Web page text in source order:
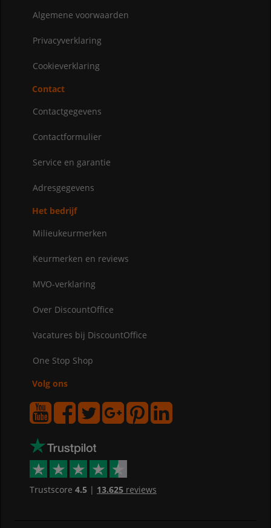
Algemene voorwaarden
Privacyverklaring
Cookieverklaring
Contact
Contactgegevens
Contactformulier
Service en garantie
Adresgegevens
Het bedrijf
Milieukeurmerken
Keurmerken en reviews
MVO-verklaring
Over DiscountOffice
Vacatures bij DiscountOffice
One Stop Shop
Volg ons
Trustscore 4.5| 13.625reviews